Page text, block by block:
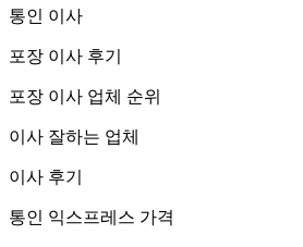
통인 이사
포장 이사 후기
포장 이사 업체 순위
이사 잘하는 업체
이사 후기
통인 익스프레스 가격